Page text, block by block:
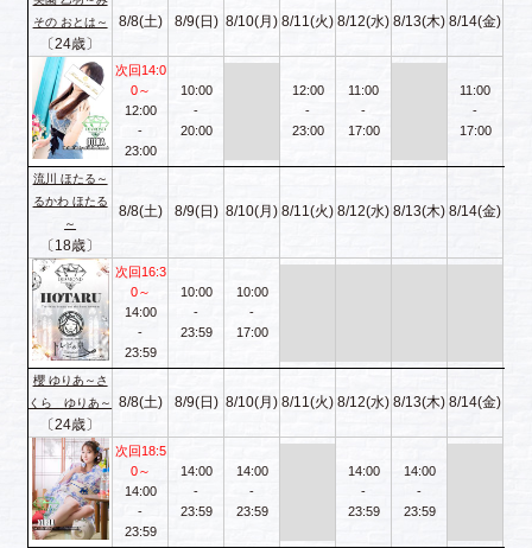
その おとは～
〔24歳〕
8/8(土) 8/9(日) 8/10(月) 8/11(火) 8/12(水) 8/13(木) 8/14(金)
次回14:0
0～
12:00
-
23:00
10:00
-
20:00
12:00
-
23:00
11:00
-
17:00
11:00
-
17:00
流川 ほたる～
るかわ ほたる
～
〔18歳〕
8/8(土) 8/9(日) 8/10(月) 8/11(火) 8/12(水) 8/13(木) 8/14(金)
次回16:3
0～
14:00
-
23:59
10:00
-
23:59
10:00
-
17:00
櫻 ゆりあ～さ
くら ゆりあ～
〔24歳〕
8/8(土) 8/9(日) 8/10(月) 8/11(火) 8/12(水) 8/13(木) 8/14(金)
次回18:5
0～
14:00
-
23:59
14:00
-
23:59
14:00
-
23:59
14:00
-
23:59
14:00
-
23:59